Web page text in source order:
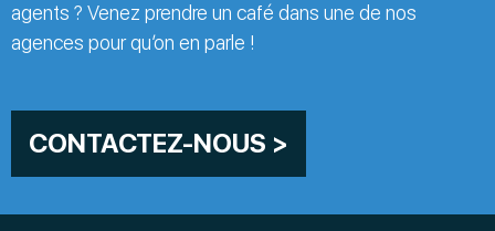
agents ? Venez prendre un café dans une de nos
agences pour qu’on en parle !
CONTACTEZ-NOUS >